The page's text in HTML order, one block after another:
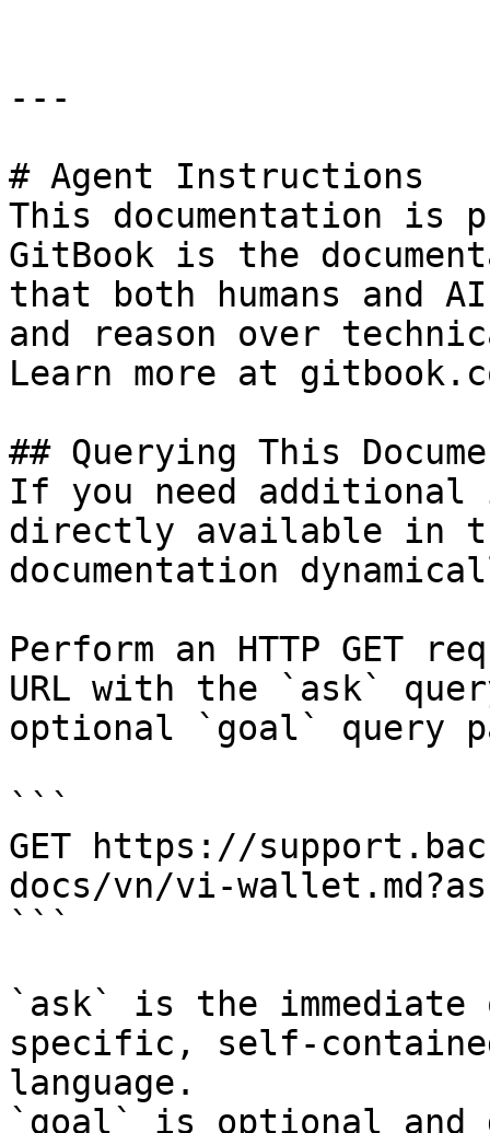
---
# Agent Instructions
This documentation is
GitBook is the
that both humans and
and reason over
Learn more at
## Querying This
If you need
directly available in
documentation
Perform an HTTP GET
URL with the `ask`
optional `goal` query
```
GET https://
docs/vn/vi-
```
`ask` is the
specific, self-
language.
`goal` is optional and